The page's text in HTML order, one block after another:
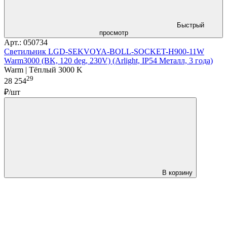
Быстрый
просмотр
Арт.: 050734
Светильник LGD-SEKVOYA-BOLL-SOCKET-H900-11W
Warm3000 (BK, 120 deg, 230V) (Arlight, IP54 Металл, 3 года)
Warm | Тёплый 3000 K
28 25429
₽/шт
В корзину